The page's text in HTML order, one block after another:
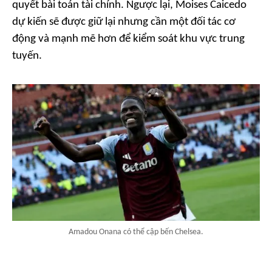
quyết bài toán tài chính. Ngược lại, Moises Caicedo
dự kiến sẽ được giữ lại nhưng cần một đối tác cơ
động và mạnh mẽ hơn để kiểm soát khu vực trung
tuyến.
Amadou Onana có thể cập bến Chelsea.